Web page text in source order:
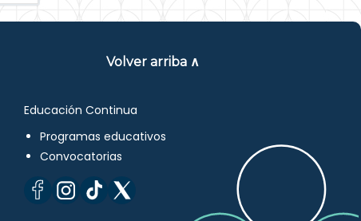
Volver arriba ∧
Educación Continua
Programas educativos
Convocatorias